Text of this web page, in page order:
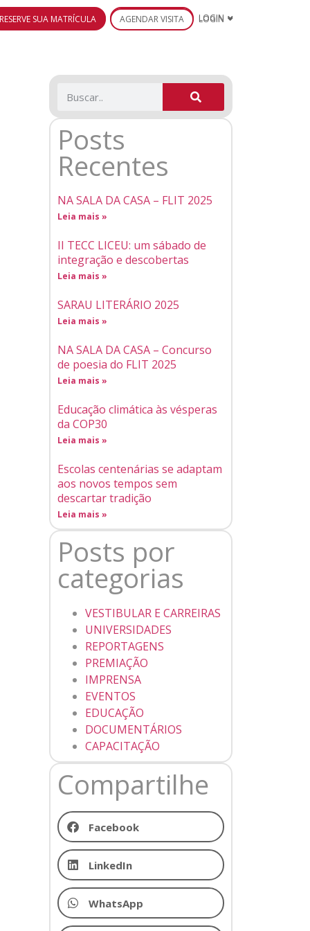
RESERVE SUA MATRÍCULA AGENDAR VISITA LOGIN
Posts
Recentes
NA SALA DA CASA – FLIT 2025
Leia mais »
II TECC LICEU: um sábado de
integração e descobertas
Leia mais »
SARAU LITERÁRIO 2025
Leia mais »
NA SALA DA CASA – Concurso
de poesia do FLIT 2025
Leia mais »
Educação climática às vésperas
da COP30
Leia mais »
Escolas centenárias se adaptam
aos novos tempos sem
descartar tradição
Leia mais »
Posts por
categorias
VESTIBULAR E CARREIRAS
UNIVERSIDADES
REPORTAGENS
PREMIAÇÃO
IMPRENSA
EVENTOS
EDUCAÇÃO
DOCUMENTÁRIOS
CAPACITAÇÃO
Compartilhe
Facebook
LinkedIn
WhatsApp